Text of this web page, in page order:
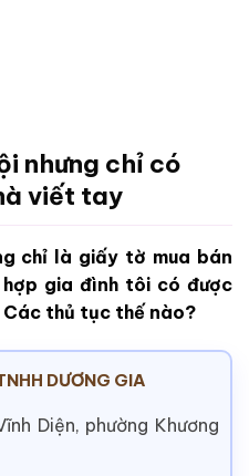
nhưng chỉ có
viết tay
chỉ là giấy tờ mua bán
gia đình tôi có được
Các thủ tục thế nào?
DƯƠNG GIA
Diện, phường Khương